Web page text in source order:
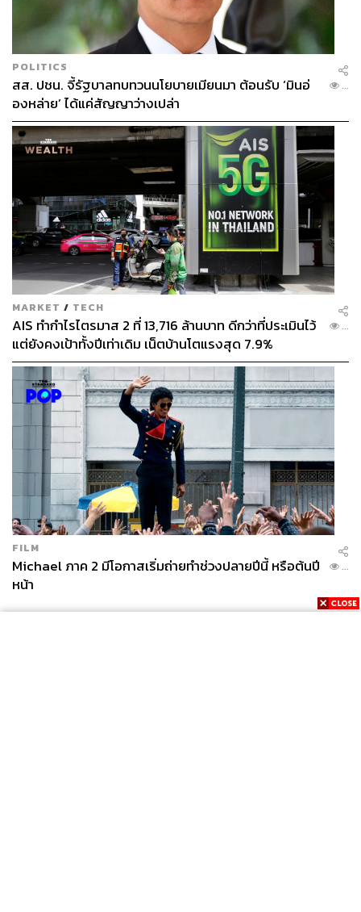
POLITICS
สส. ปชน. จี้รัฐบาลทบทวนนโยบายเมียนมา ต้อนรับ ‘มินอ่
องหล่าย’ ได้แค่สัญญาว่างเปล่า
...
MARKET / TECH
AIS ทำกำไรไตรมาส 2 ที่ 13,716 ล้านบาท ดีกว่าที่ประเมินไว้
แต่ยังคงเป้าทั้งปีเท่าเดิม เน็ตบ้านโตแรงสุด 7.9%
...
FILM
Michael ภาค 2 มีโอกาสเริ่มถ่ายทำช่วงปลายปีนี้ หรือต้นปี
หน้า
...